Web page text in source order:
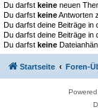
Du darfst keine neuen
Du darfst keineAntworten
Du darfst deine Beiträge in
Du darfst deine Beiträge in
Du darfst keine
Startseite Foren-